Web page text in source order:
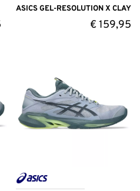
ASICS GEL-RESOLUTION X CLAY
€159,95